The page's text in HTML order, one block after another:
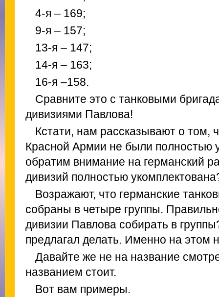
4-я – 169;
9-я – 157;
13-я – 147;
14-я – 163;
16-я –158.
Сравните это с танковыми
дивизиями Павлова!
Кстати, нам рассказывают о том,
Красной Армии не были полностью
обратим внимание на германский
дивизий полностью
Возражают, что германские
собраны в четыре группы.
дивизии Павлова собирать в
предлагал делать. Именно на этом
Давайте же не на название
названием стоит.
Вот вам примеры.